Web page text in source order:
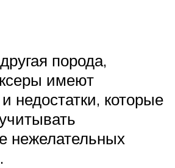
порода,
имеют
недостатки, которые
нежелательных